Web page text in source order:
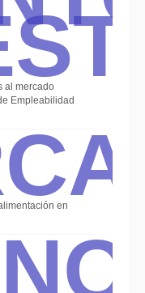
al mercado
Empleabilidad
en